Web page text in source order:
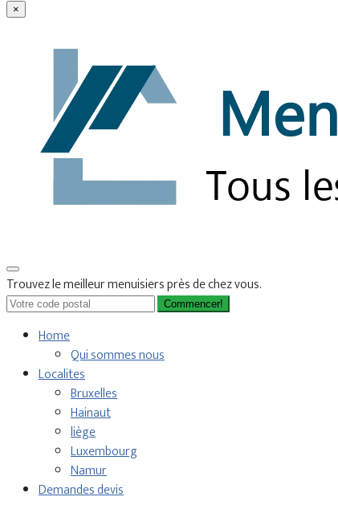
×
Trouvez le meilleur menuisiers près de chez vous.
Commencer!
Home
Qui sommes nous
Localites
Bruxelles
Hainaut
liège
Luxembourg
Namur
Demandes devis